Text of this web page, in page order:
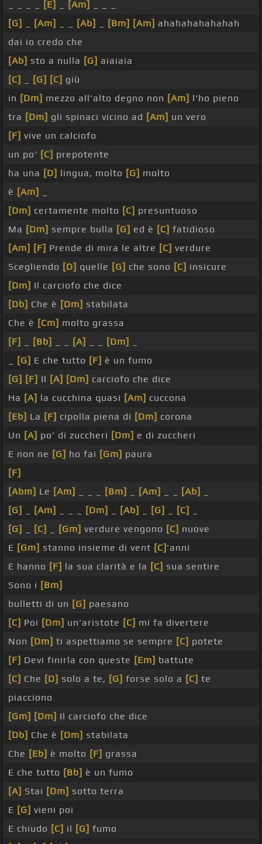
[E] [Am]
[G]
[Am] [Ab] [Bm] [Am] ahahahahahahah
dai io credo che
[Ab] sto a nulla [G] aiaiaia
[C]
[G] [C] giù
in [Dm] mezzo all'alto degno non [Am] l'ho pieno
tra [Dm] gli spinaci vicino ad [Am] un vero
[F] vive un calciofo
un po' [C] prepotente
ha una [D] lingua, molto [G] molto
è [Am]
[Dm] certamente molto [C] presuntuoso
Ma [Dm] sempre bulla [G] ed è [C] fatidioso
[Am] [F] Prende di mira le altre [C] verdure
Scegliendo [D] quelle [G] che sono [C] insicure
[Dm] Il carciofo che dice
[Db] Che è [Dm] stabilata
Che è [Cm] molto grassa
[F]
[Bb] [A] [Dm]
[G] E che tutto [F] è un fumo
[G] [F] Il [A] [Dm] carciofo che dice
Ha [A] la cucchina quasi [Am] cuccona
[Eb] La [F] cipolla piena di [Dm] corona
Un [A] po' di zuccheri [Dm] e di zuccheri
E non ne [G] ho fai [Gm] paura
[F]
[Abm] Le [Am] [Bm] [Am] [Ab]
[G]
[Am] [Dm] [Ab] [G] [C]
[G]
[C] [Gm] verdure vengono [C] nuove
E [Gm] stanno insieme di vent [C] 'anni
E hanno [F] la sua clarità e la [C] sua sentire
Sono i [Bm]
bulletti di un [G] paesano
[C] Poi [Dm] un'aristote [C] mi fa divertere
Non [Dm] ti aspettiamo se sempre [C] potete
[F] Devi finirla con queste [Em] battute
[C] Che [D] solo a te, [G] forse solo a [C] te
piacciono
[Gm] [Dm] Il carciofo che dice
[Db] Che è [Dm] stabilata
Che [Eb] è molto [F] grassa
E che tutto [Bb] è un fumo
[A] Stai [Dm] sotto terra
E [G] vieni poi
E chiudo [C] il [G] fumo